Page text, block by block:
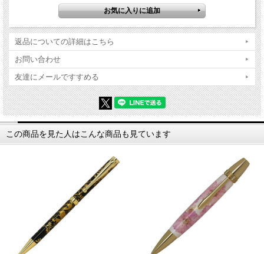
ジェットストリームインク ブラック SXR-600
返品についての詳細はこちら
お問い合わせ
友達にメールですすめる
この商品を見た人はこんな商品も見ています